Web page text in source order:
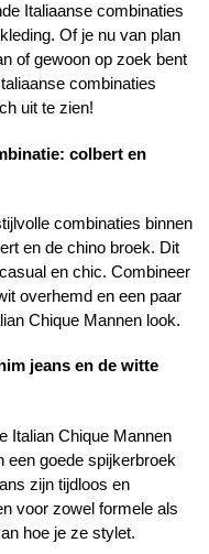
Italiaanse combinaties
Of je nu van plan
of gewoon op zoek bent
combinaties
uit te zien!
colbert en
combinaties binnen
en de chino broek. Dit
en chic. Combineer
overhemd en een paar
Chique Mannen look.
jeans en de witte
Italian Chique Mannen
een goede spijkerbroek
zijn tijdloos en
voor zowel formele als
hoe je ze stylet.